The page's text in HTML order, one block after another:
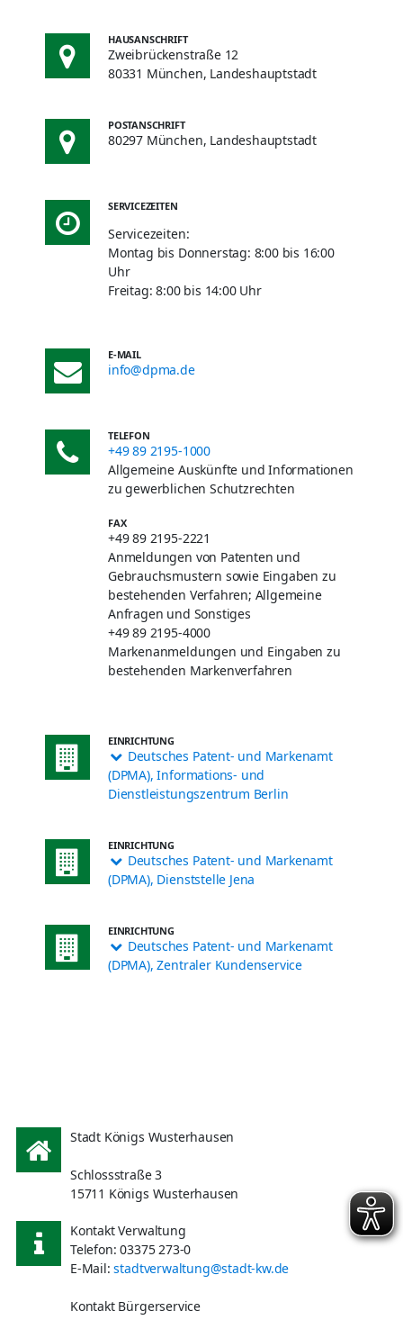
HAUSANSCHRIFT
Zweibrückenstraße 12
80331 München, Landeshauptstadt
POSTANSCHRIFT
80297 München, Landeshauptstadt
SERVICEZEITEN
Servicezeiten:
Montag bis Donnerstag: 8:00 bis 16:00
Uhr
Freitag: 8:00 bis 14:00 Uhr
E-MAIL
info@dpma.de
TELEFON
+49 89 2195-1000
Allgemeine Auskünfte und Informationen
zu gewerblichen Schutzrechten
FAX
+49 89 2195-2221
Anmeldungen von Patenten und
Gebrauchsmustern sowie Eingaben zu
bestehenden Verfahren; Allgemeine
Anfragen und Sonstiges
+49 89 2195-4000
Markenanmeldungen und Eingaben zu
bestehenden Markenverfahren
EINRICHTUNG
Deutsches Patent- und Markenamt
(DPMA), Informations- und
Dienstleistungszentrum Berlin
EINRICHTUNG
Deutsches Patent- und Markenamt
(DPMA), Dienststelle Jena
EINRICHTUNG
Deutsches Patent- und Markenamt
(DPMA), Zentraler Kundenservice
Stadt Königs Wusterhausen
Schlossstraße 3
15711 Königs Wusterhausen
Kontakt Verwaltung
Telefon: 03375 273-0
E-Mail:stadtverwaltung@stadt-kw.de
Kontakt Bürgerservice